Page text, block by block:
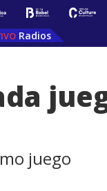
Radios
juego